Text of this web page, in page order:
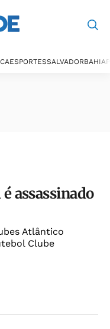
ESPORTESSALVADORBAHIA
assassinado
Atlântico
Clube